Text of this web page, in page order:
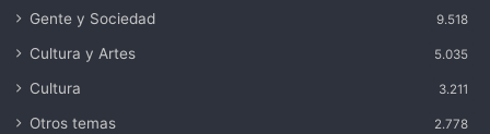
Gente y Sociedad 9.518
Cultura y Artes 5.035
Cultura 3.211
Otros temas 2.778